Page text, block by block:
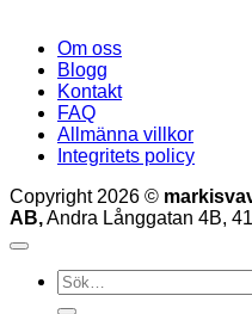
Om oss
Blogg
Kontakt
FAQ
Allmänna villkor
Integritets policy
Copyright 2026 ©
AB,Andra Långgatan 4B,
Sök
efter: